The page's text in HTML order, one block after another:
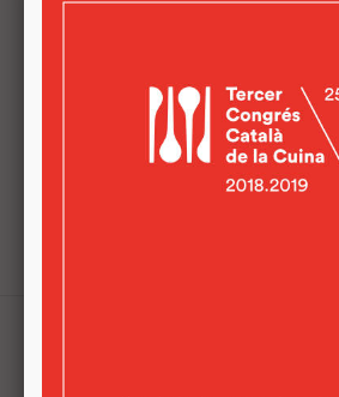
REUNEIXEN EN LA
En una de les sessions, comerços i
territori van poder "establir
acords comercials per a crear
emprenedors del sector